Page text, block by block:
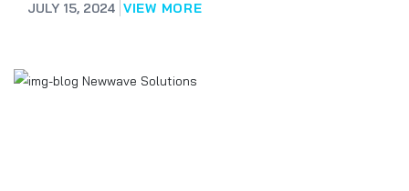
JULY 15, 2024 VIEW MORE